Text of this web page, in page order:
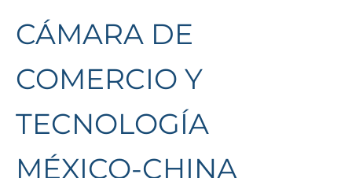
CÁMARA DE
COMERCIO Y
TECNOLOGÍA
MÉXICO-CHINA